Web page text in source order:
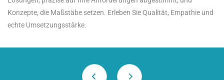
Konzepte, die Maßstäbe setzen. Erleben Sie Qualität, Empathie und
echte Umsetzungsstärke.